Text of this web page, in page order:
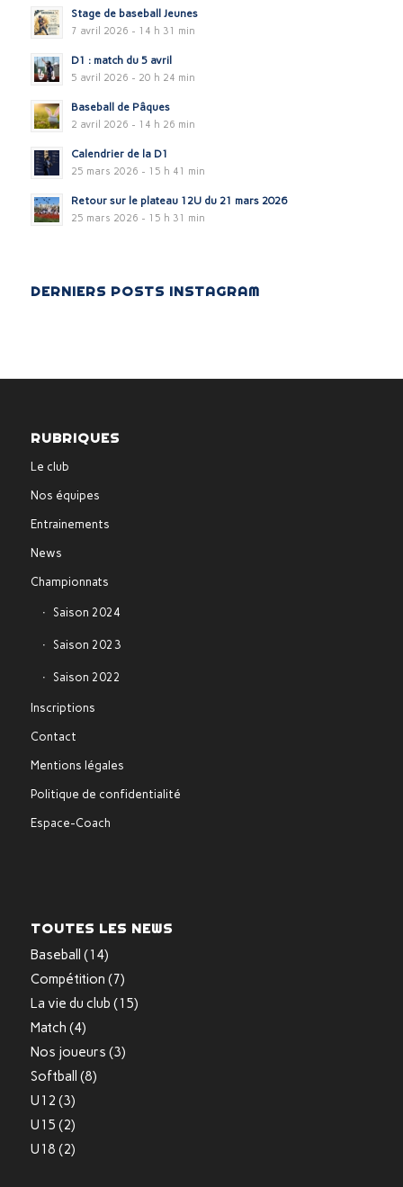
Stage de baseball Jeunes
7 avril 2026 - 14 h 31 min
D1 : match du 5 avril
5 avril 2026 - 20 h 24 min
Baseball de Pâques
2 avril 2026 - 14 h 26 min
Calendrier de la D1
25 mars 2026 - 15 h 41 min
Retour sur le plateau 12U du 21 mars 2026
25 mars 2026 - 15 h 31 min
DERNIERS POSTS INSTAGRAM
RUBRIQUES
Le club
Nos équipes
Entrainements
News
Championnats
Saison 2024
Saison 2023
Saison 2022
Inscriptions
Contact
Mentions légales
Politique de confidentialité
Espace-Coach
TOUTES LES NEWS
Baseball (14)
Compétition (7)
La vie du club (15)
Match (4)
Nos joueurs (3)
Softball (8)
U12 (3)
U15 (2)
U18 (2)